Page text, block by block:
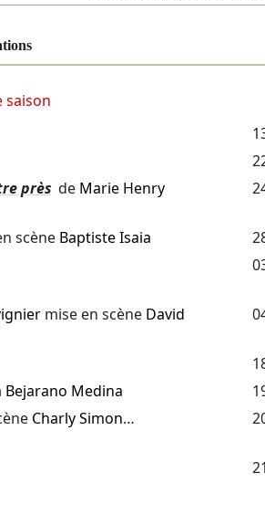
saison
près de Marie Henry
scène Baptiste Isaia
mise en scène David
Bejarano Medina
Charly Simon…